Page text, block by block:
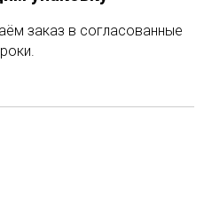
заказ в согласованные